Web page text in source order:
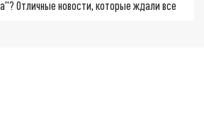
Отличные новости, которые ждали все